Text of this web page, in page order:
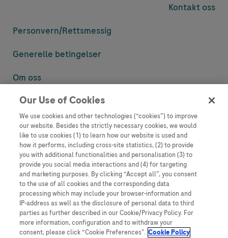
Kontakt oss
Personvern/Rettsmessig
Generelle betingelser
Om oss
Denne nettsiden inneholder informasjon som er målsatt til en stor
informasjon som ellers ikke er tilgjengelig eller gyldig i ditt land.
Vennligst vær oppmerksom på at vi ikke tar noe ansvar for tilgang til
informasjon som muligens ikke er i samsvar med noen gyldig juridisk
prosess, regulering, registrering eller bruk i bostedslandet ditt.
Roche har ikke alltid mulighet til å kvalitetssikre andres innlegg, men
vil fjerne villedende eller upassende innlegg så langt det lar seg gjøre.
Vi har ikke ansvar for innhold på eksterne nettsider som det lenkes til.
Kopiering av materiale fra dette nettstedet for bruk annet sted er ikke
tillatt uten avtale. Nettstedet selger plass til annonsører, og slikt
innhold er merket.
Dette nettstedet er ikke beregnet for å rapportere bivirkninger eller
Our Use of Cookies
We use cookies and other technologies (“cookies”) to improve
our website. Besides the strictly necessary cookies, we would
like to use cookies (1) to learn how our website is used and
how it performs, including cross-site statistics, (2) to provide
you with additional functionalities and personalisation (3) to
provide you social media interactions and (4) for targeting
and marketing purposes. By clicking “Accept all”, you consent
to the use of all cookies and the corresponding data
processing which may include your browser-information and
IP-address as well as the disclosure of personal data to third
parties as further described in our Cookie/Privacy Policy. For
more information, configuration and to withdraw your
consent, please click “Cookie Preferences”. Cookie Policy